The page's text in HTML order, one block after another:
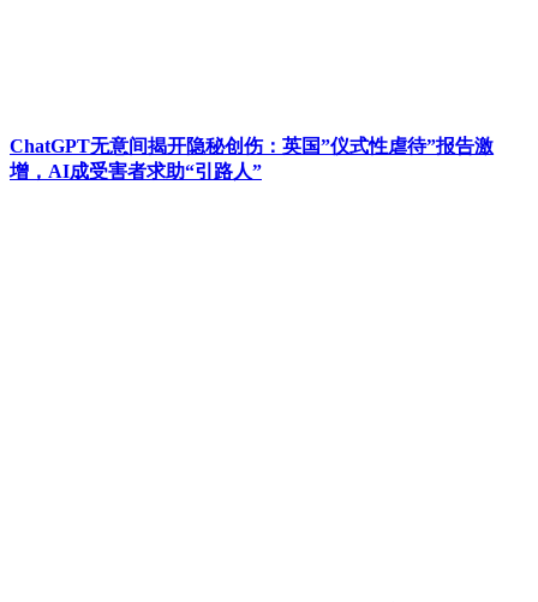
ChatGPT无意间揭开隐秘创伤：英国”仪式性虐待”报告激
增，AI成受害者求助“引路人”